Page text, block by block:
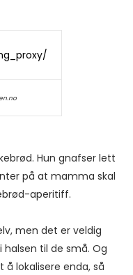
Hun gnafser lett
på at mamma skal
aperitiff.
men det er veldig
til de små. Og
lokalisere enda, så